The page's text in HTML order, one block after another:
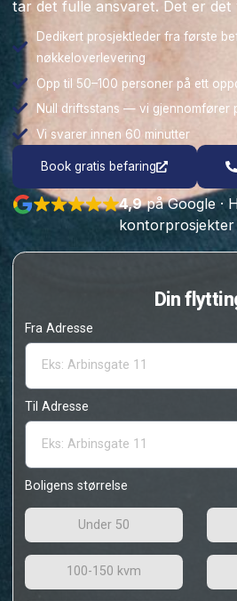
mannskap. De krever en
tar det fulle ansvaret. Det er
Dedikert prosjektleder fra
Opp til 50–100 personer på ett
Null driftsstans — vi
Vi svarer innen 60 minutter
Book gratis befaring
4,9på
Fra Adresse
Til Adresse
Boligens størrelse